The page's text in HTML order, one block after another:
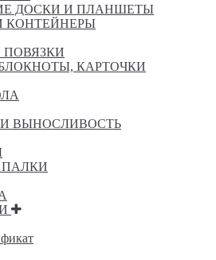
ДОСКИ И ПЛАНШЕТЫ
КОНТЕЙНЕРЫ
ПОВЯЗКИ
КАРТОЧКИ
ВЫНОСЛИВОСТЬ